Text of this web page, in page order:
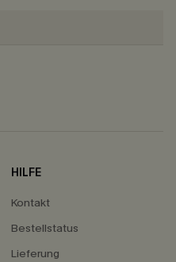
HILFE
Kontakt
Bestellstatus
Lieferung